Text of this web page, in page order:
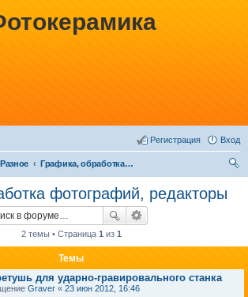
Вход
Регистрация
Разное
Графика, обработка фотографий, редакторы
фотографий, редакторы
2 темы • Страница 1 из 1
Темы
для ударно-гравировального станка
Graver « 23 июн 2012, 16:46